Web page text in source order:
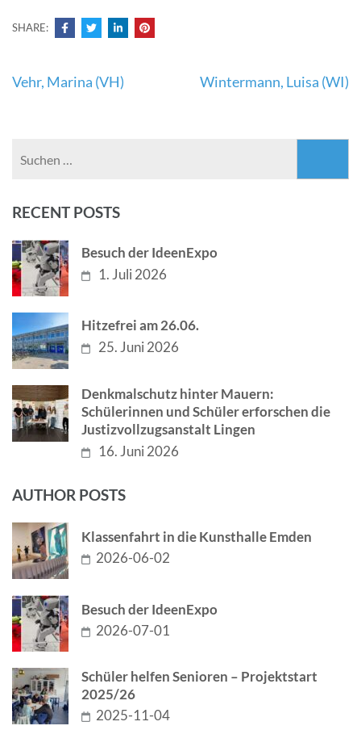
SHARE:
Beitragsnavigation
Vehr, Marina (VH) Wintermann, Luisa (WI)
RECENT POSTS
Besuch der IdeenExpo
1. Juli 2026
Hitzefrei am 26.06.
25. Juni 2026
Denkmalschutz hinter Mauern:
Schülerinnen und Schüler erforschen die
Justizvollzugsanstalt Lingen
16. Juni 2026
AUTHOR POSTS
Klassenfahrt in die Kunsthalle Emden
2026-06-02
Besuch der IdeenExpo
2026-07-01
Schüler helfen Senioren – Projektstart
2025/26
2025-11-04